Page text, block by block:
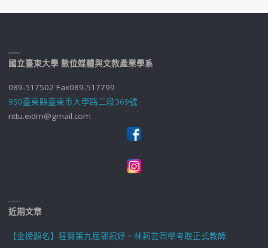
國立臺東大學 數位媒體與文教產業學系
089-517502 Fax089-517799
950臺東縣臺東市大學路二段369號
nttu.eidm@gmail.com
近期文章
【金榜題名】狂賀第九屆郭冠妤、林莉芸同學考取正式教師